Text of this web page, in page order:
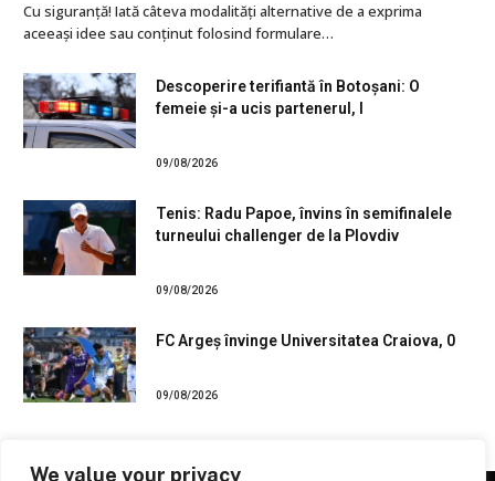
We value your privacy
Cu siguranţă! Iată câteva modalități alternative de a exprima
aceeași idee sau conținut folosind formulare…
Descoperire terifiantă în Botoșani: O
femeie și-a ucis partenerul, l
09/08/2026
Tenis: Radu Papoe, învins în semifinalele
turneului challenger de la Plovdiv
09/08/2026
FC Argeș învinge Universitatea Craiova, 0
09/08/2026